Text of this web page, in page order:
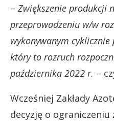
– Zwiększenie produkcji
przeprowadzeniu w/w
wykonywanym
który to rozruch
października 2022 r. –
Wcześniej Zakłady
decyzję o